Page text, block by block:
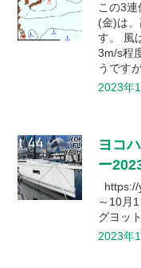
この3
(金)は
す。 風
3m/s程
うです
2023年
ヨコ
ー
～10月
グヨッ
2023年